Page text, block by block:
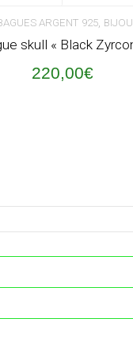
ARGENT 925,
skull « Black
220,00€